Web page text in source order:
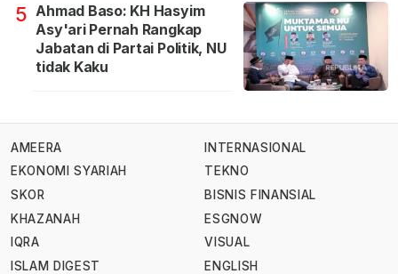
5 Ahmad Baso: KH Hasyim
Asy'ari Pernah Rangkap
Jabatan di Partai Politik, NU
tidak Kaku
AMEERA
EKONOMI SYARIAH
SKOR
KHAZANAH
IQRA
ISLAM DIGEST
INTERNASIONAL
TEKNO
BISNIS FINANSIAL
ESGNOW
VISUAL
ENGLISH